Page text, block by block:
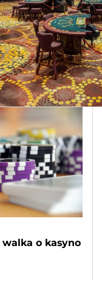
o kasyno